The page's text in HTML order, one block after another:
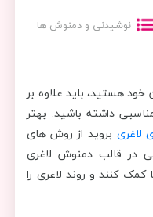
نوشیدنی و دمنوش ها
هستید، باید علاوه بر
داشته باشید. بهتر
لاغری بروید از روش های
در قالب دمنوش لاغری
کنند و روند لاغری را